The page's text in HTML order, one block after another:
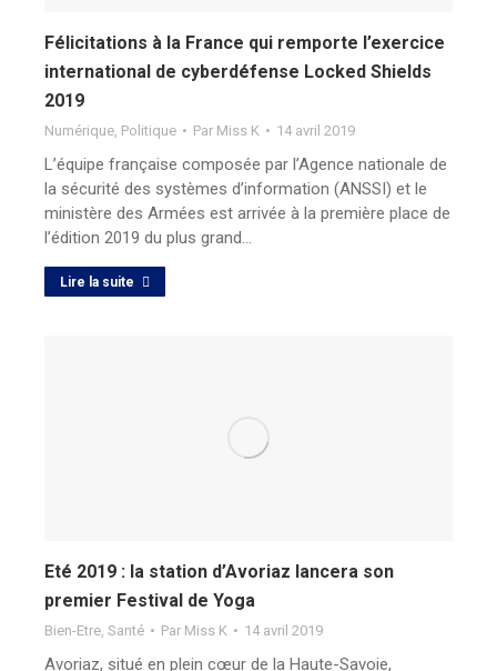
Félicitations à la France qui remporte l’exercice
international de cyberdéfense Locked Shields
2019
Numérique Politique Par Miss K 14 avril 2019
L’équipe française composée par l’Agence nationale de
la sécurité des systèmes d’information (ANSSI) et le
ministère des Armées est arrivée à la première place de
l’édition 2019 du plus grand…
Lire la suite
Eté 2019 : la station d’Avoriaz lancera son
premier Festival de Yoga
Bien-Etre, Santé Par Miss K 14 avril 2019
Avoriaz, situé en plein cœur de la Haute-Savoie,